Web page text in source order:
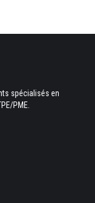
spécialisés en
PME.